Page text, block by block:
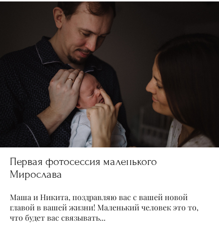
Первая фотосессия маленького
Мирослава
Маша и Никита, поздравляю вас с вашей новой
главой в вашей жизни! Маленький человек это то,
что будет вас связывать...